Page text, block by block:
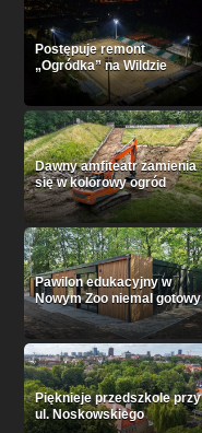
Postępuje remont
„Ogródka” na Wildzie
Dawny amfiteatr zamienia
się w kolorowy ogród
Pawilon edukacyjny w
Nowym Zoo niemal gotowy
Pięknieje przedszkole przy
ul. Noskowskiego